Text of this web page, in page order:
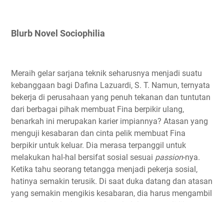
Blurb Novel Sociophilia
Meraih gelar sarjana teknik seharusnya menjadi suatu
kebanggaan bagi Dafina Lazuardi, S. T. Namun, ternyata
bekerja di perusahaan yang penuh tekanan dan tuntutan
dari berbagai pihak membuat Fina berpikir ulang,
benarkah ini merupakan karier impiannya? Atasan yang
menguji kesabaran dan cinta pelik membuat Fina
berpikir untuk keluar. Dia merasa terpanggil untuk
melakukan hal-hal bersifat sosial sesuai passion-nya.
Ketika tahu seorang tetangga menjadi pekerja sosial,
hatinya semakin terusik. Di saat duka datang dan atasan
yang semakin mengikis kesabaran, dia harus mengambil